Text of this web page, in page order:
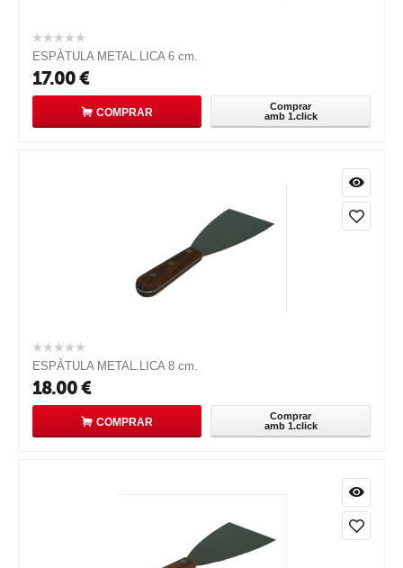
ESPÀTULA METAL.LICA 6 cm.
17.00€
COMPRAR
Comprar
amb 1.click
ESPÀTULA METAL.LICA 8 cm.
18.00€
COMPRAR
Comprar
amb 1.click